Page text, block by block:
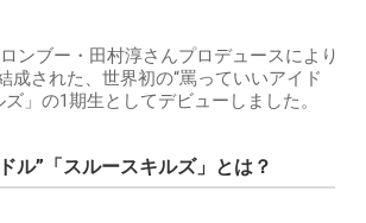
ンブー・田村淳さんプロデュースにより
成された、世界初の“罵っていいアイド
」の1期生としてデビューしました。
ル”「スルースキルズ」とは？